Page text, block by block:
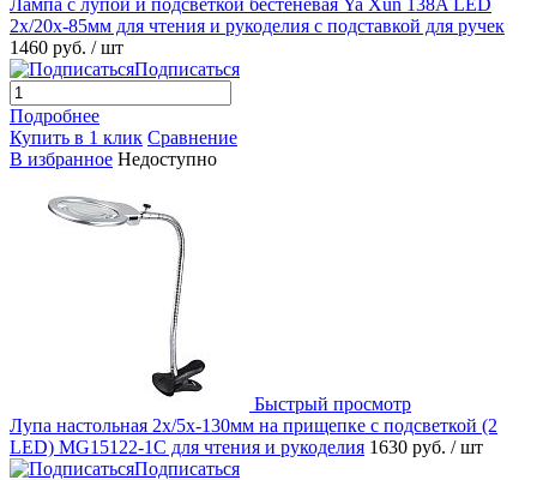
2x/20x-85мм для чтения и рукоделия с подставкой для ручек
1460 руб. / шт
Подписаться
Подробнее
Купить в 1 клик Сравнение
В избранное Недоступно
Быстрый просмотр
Лупа настольная 2x/5x-130мм на прищепке с подсветкой (2
LED) MG15122-1C для чтения и рукоделия 1630 руб. / шт
Подписаться